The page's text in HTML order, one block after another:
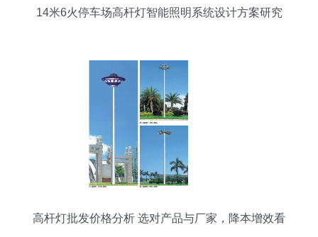
14米6火停车场高杆灯智能照明系统设计方案研究
高杆灯批发价格分析 选对产品与厂家，降本增效看